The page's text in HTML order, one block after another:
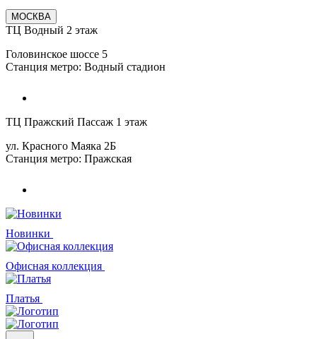
МОСКВА
ТЦ Водный 2 этаж
Головинское шоссе 5
Станция метро: Водный стадион
ТЦ Пражский Пассаж 1 этаж
ул. Красного Маяка 2Б
Станция метро: Пражская
Новинки
Офисная коллекция
Платья